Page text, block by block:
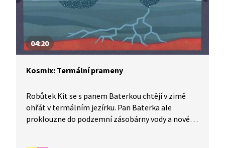
04:20
Kosmix: Termální prameny
Robůtek Kit se s panem Baterkou chtějí v zimě
ohřát v termálním jezírku. Pan Baterka ale
proklouzne do podzemní zásobárny vody a nové